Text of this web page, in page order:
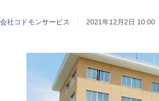
社コドモンサービス 2021年12月2日 10:00